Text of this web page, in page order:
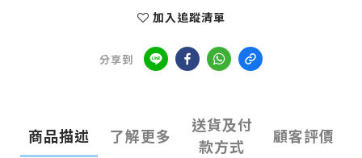
加入追蹤清單
分享到
商品描述 了解更多
送貨及付
款方式
顧客評價